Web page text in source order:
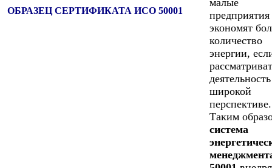
ОБРАЗЕЦ СЕРТИФИКАТА ИСО 50001
малые
предприятия
экономят
количество
энергии,
широкой
перспективе.
Таким
система